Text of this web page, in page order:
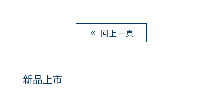
回上一頁
新品上市